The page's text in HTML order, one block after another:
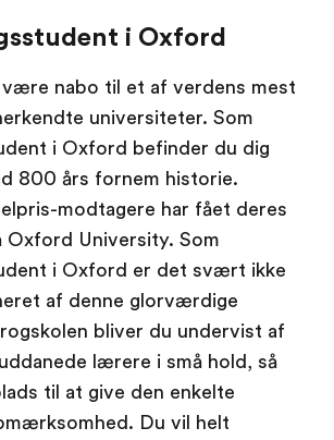
i Oxford
nabo til et af verdens mest
universiteter. Som
i Oxford befinder du dig
800 års fornem historie.
modtagere har fået deres
Oxford University. Som
i Oxford er det svært ikke
af denne glorværdige
bliver du undervist af
lærere i små hold, så
til at give den enkelte
Du vil helt